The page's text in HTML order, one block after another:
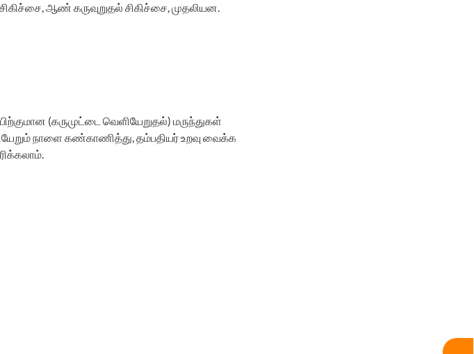
சிகிச்சை, ஆண் கருவுறுதல் சிகிச்சை, முதலியன.
(கருமுட்டை வெளியேறுதல்) மருந்துகள்
நாளை கண்காணித்து, தம்பதியர் உறவு வைக்க